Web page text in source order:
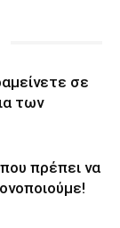
σε
των
πρέπει να